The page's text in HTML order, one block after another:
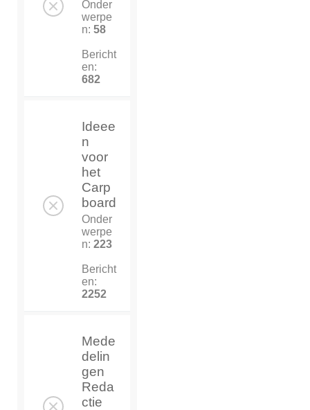
Onder
werpe
n: 58
Bericht
en:
682
Ideee
n
voor
het
Carp
board
Onder
werpe
n: 223
Bericht
en:
2252
Mede
delin
gen
Reda
ctie